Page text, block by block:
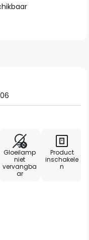
Gloeilamp
niet
vervangba
ar
Product
inschakele
n